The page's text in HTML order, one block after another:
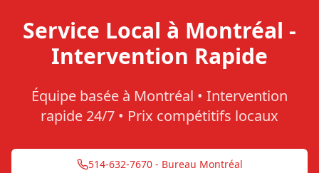
Service Local à Montréal -
Intervention Rapide
Équipe basée à Montréal • Intervention
rapide 24/7 • Prix compétitifs locaux
514-632-7670 - Bureau Montréal